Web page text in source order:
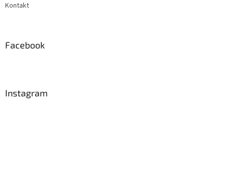
Kontakt
Facebook
Instagram